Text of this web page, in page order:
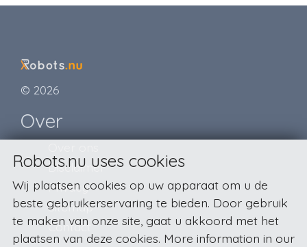
© 2026
Over
Disclaimer
Privacy
Sitemap
Contact
Robots.nu uses cookies
Wij plaatsen cookies op uw apparaat om u de
beste gebruikerservaring te bieden. Door gebruik
te maken van onze site, gaat u akkoord met het
plaatsen van deze cookies. More information in our